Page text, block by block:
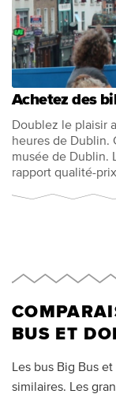
Achetez des
Doublez le plaisir
heures de Dublin.
musée de Dublin.
rapport qualité-
BUS ET
Les bus Big Bus
similaires. Les